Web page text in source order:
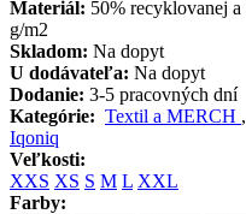
Materiál: 50% recyklovanej
g/m2
Skladom: Na dopyt
U dodávateľa: Na dopyt
Dodanie: 3-5 pracovných dní
Kategórie: Textil a MERCH ,
Iqoniq
Veľkosti:
XXS XS S M L XXL
Farby: